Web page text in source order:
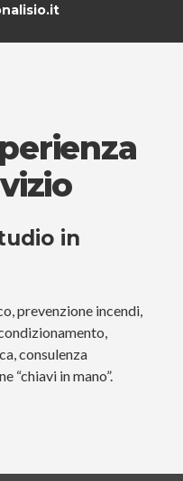
in
prevenzione incendi,
consulenza
“chiavi in mano”.